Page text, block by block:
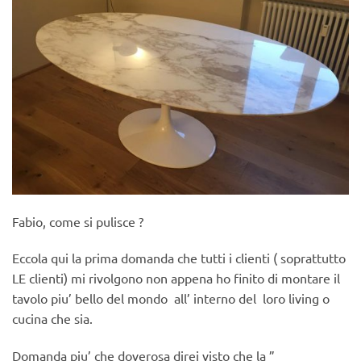
Fabio, come si pulisce ?
Eccola qui la prima domanda che tutti i clienti ( soprattutto
LE clienti) mi rivolgono non appena ho finito di montare il
tavolo piu’ bello del mondo all’ interno del loro living o
cucina che sia.
Domanda piu’ che doverosa direi visto che la ”